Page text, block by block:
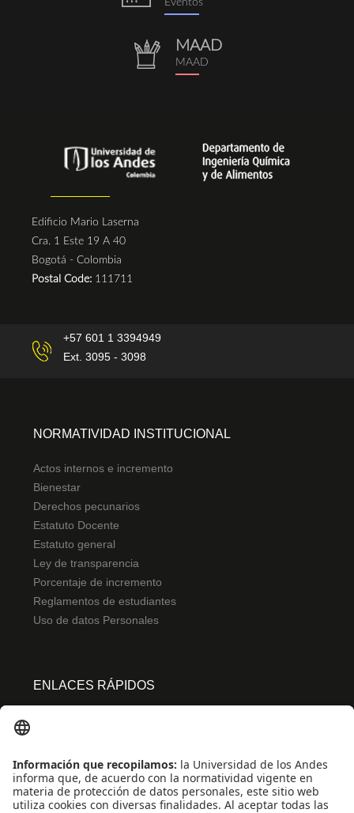
Eventos
repositorio.png
MAAD
MAAD
Edificio Mario Laserna
Cra. 1 Este 19 A 40
Bogotá - Colombia
Postal Code: 111711
+57 601 1 3394949
Ext. 3095 - 3098
NORMATIVIDAD INSTITUCIONAL
Actos internos e incremento
Bienestar
Derechos pecunarios
Estatuto Docente
Estatuto general
Ley de transparencia
Porcentaje de incremento
Reglamentos de estudiantes
Uso de datos Personales
ENLACES RÁPIDOS
Convivencia y transparencia
Emergencias: Extensión 0000
Eventos destacados